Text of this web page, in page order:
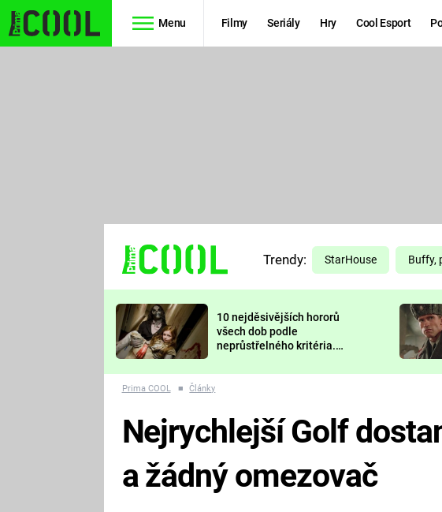
Menu Filmy Seriály Hry Cool Esport
TŘESKU
FUTURAMA
PREDÁTOR
Trendy: StarHouse Buffy,
10 nejděsivějších hororů
všech dob podle
neprůstřelného kritéria.
nejvíc zvednou tep?
Prima COOL ■ Články
Nejrychlejší Golf
a žádný omezovač